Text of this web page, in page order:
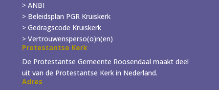
> ANBI
> Beleidsplan PGR Kruiskerk
> Gedragscode Kruiskerk
> Vertrouwensperso(o)n(en)
Protestantse Kerk
De Protestantse Gemeente Roosendaal maakt deel
uit van de Protestantse Kerk in Nederland.
Adres